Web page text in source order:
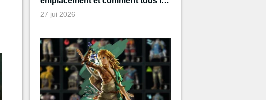
terminer
27 jui 2026